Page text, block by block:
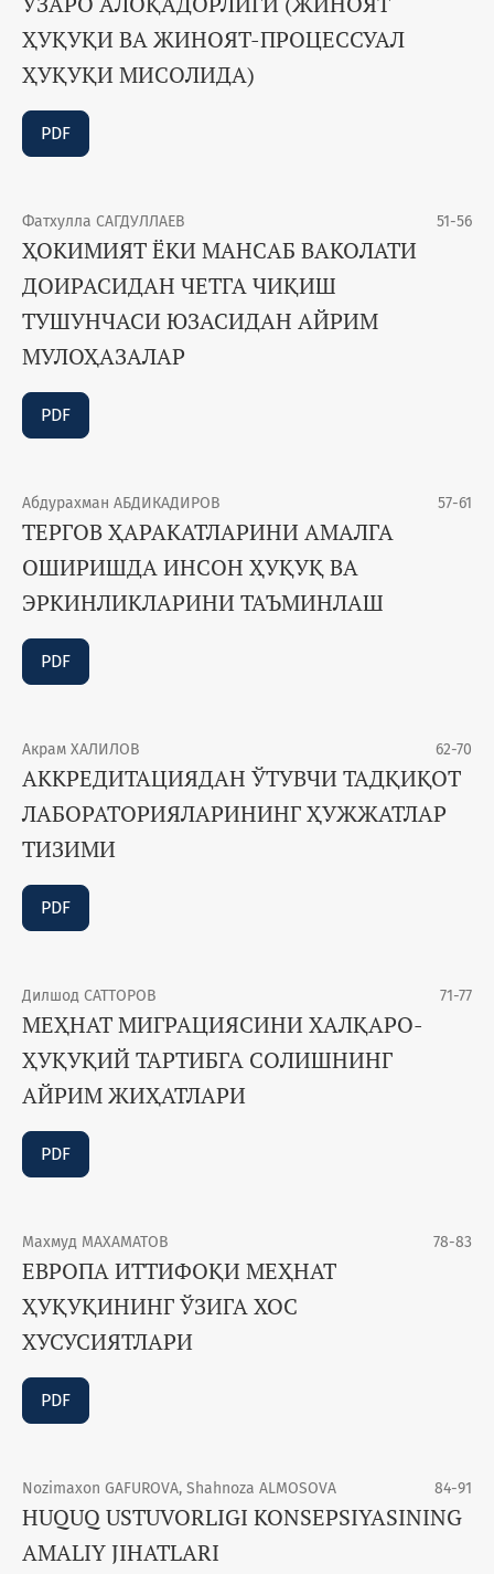
ҲУҚУҚИ ВА ЖИНОЯТ-ПРОЦЕССУАЛ
ҲУҚУҚИ МИСОЛИДА)
PDF
Фатхулла САГДУЛЛАЕВ 51-56
ҲОКИМИЯТ ЁКИ МАНСАБ ВАКОЛАТИ
ДОИРАСИДАН ЧЕТГА ЧИҚИШ
ТУШУНЧАСИ ЮЗАСИДАН АЙРИМ
МУЛОҲАЗАЛАР
PDF
Абдурахман АБДИКАДИРОВ 57-61
ТЕРГОВ ҲАРАКАТЛАРИНИ АМАЛГА
ОШИРИШДА ИНСОН ҲУҚУҚ ВА
ЭРКИНЛИКЛАРИНИ ТАЪМИНЛАШ
PDF
Акрам ХАЛИЛОВ 62-70
АККРЕДИТАЦИЯДАН ЎТУВЧИ ТАДҚИҚОТ
ЛАБОРАТОРИЯЛАРИНИНГ ҲУЖЖАТЛАР
ТИЗИМИ
PDF
Дилшод САТТОРОВ 71-77
МЕҲНАТ МИГРАЦИЯСИНИ ХАЛҚАРО-
ҲУҚУҚИЙ ТАРТИБГА СОЛИШНИНГ
АЙРИМ ЖИҲАТЛАРИ
PDF
Махмуд МАХАМАТОВ 78-83
ЕВРОПА ИТТИФОҚИ МЕҲНАТ
ҲУҚУҚИНИНГ ЎЗИГА ХОС
ХУСУСИЯТЛАРИ
PDF
Nozimaxon GAFUROVA, Shahnoza ALMOSOVA 84-91
HUQUQ USTUVORLIGI KONSEPSIYASINING
AMALIY JIHATLARI